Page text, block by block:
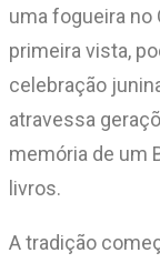
uma fogueira no
primeira vista,
celebração
atravessa
memória de um
livros.
A tradição